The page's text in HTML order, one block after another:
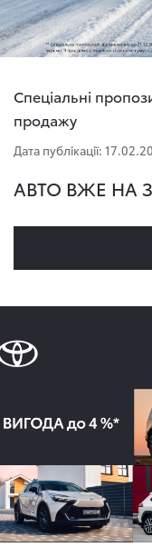
Спеціальні
продажу
Дата публікації:
АВТО ВЖЕ